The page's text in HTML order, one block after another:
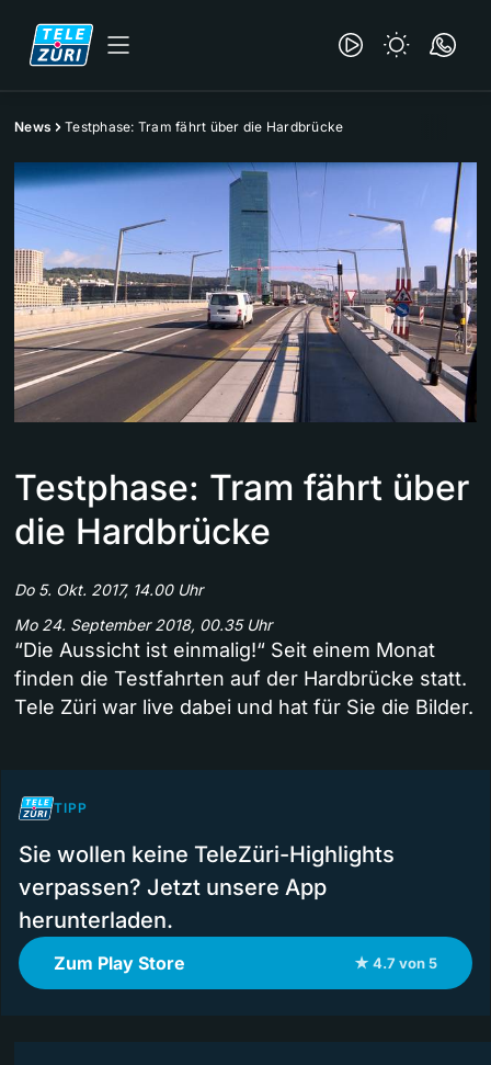
News Testphase: Tram fährt über die Hardbrücke
Testphase: Tram fährt über
die Hardbrücke
Do 5. Okt. 2017, 14.00 Uhr
Mo 24. September 2018, 00.35 Uhr
“Die Aussicht ist einmalig!“ Seit einem Monat
finden die Testfahrten auf der Hardbrücke statt.
Tele Züri war live dabei und hat für Sie die Bilder.
TIPP
Sie wollen keine TeleZüri-Highlights
verpassen? Jetzt unsere App
herunterladen.
Zum Play Store ★ 4.7 von 5